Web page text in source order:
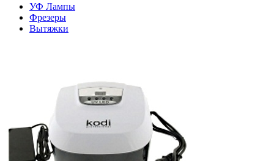
УФ Лампы
Фрезеры
Вытяжки